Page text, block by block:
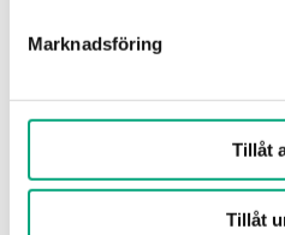
Marknadsföring
Tillåt
Tillåt
Specifikationer